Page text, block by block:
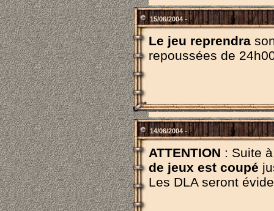
15/06/2004 -
Le jeu reprendra
repoussées de
14/06/2004 -
ATTENTION : Suite
de jeux est coupé
Les DLA seront